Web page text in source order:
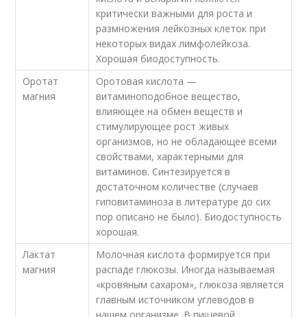
критически важными для роста и
размножения лейкозных клеток при
некоторых видах лимфолейкоза.
Хорошая биодоступность.
Оротат
магния
Оротовая кислота —
витаминоподобное вещество,
влияющее на обмен веществ и
стимулирующее рост живых
организмов, но не обладающее всеми
свойствами, характерными для
витаминов. Синтезируется в
достаточном количестве (случаев
гиповитаминоза в литературе до сих
пор описано не было). Биодоступность
хорошая.
Лактат
магния
Молочная кислота формируется при
распаде глюкозы. Иногда называемая
«кровяным сахаром», глюкоза является
главным источником углеводов в